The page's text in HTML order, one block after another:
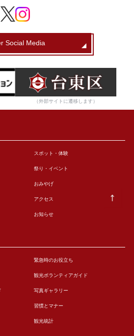
Social Media
（外部サイトに遷移します）
スポット・体験
祭り・イベント
おみやげ
アクセス
お知らせ
緊急時のお役立ち
観光ボランティアガイド
写真ギャラリー
習慣とマナー
観光統計